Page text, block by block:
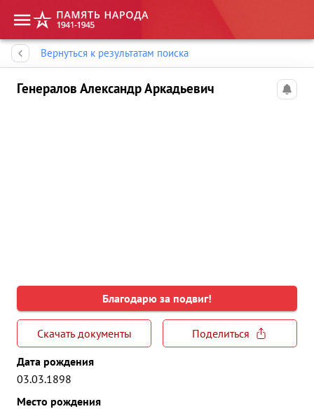
Вернуться к результатам поиска
Генералов Александр Аркадьевич
Благодарю за подвиг!
Скачать документы
Поделиться
Дата рождения
03.03.1898
Место рождения
Память народа